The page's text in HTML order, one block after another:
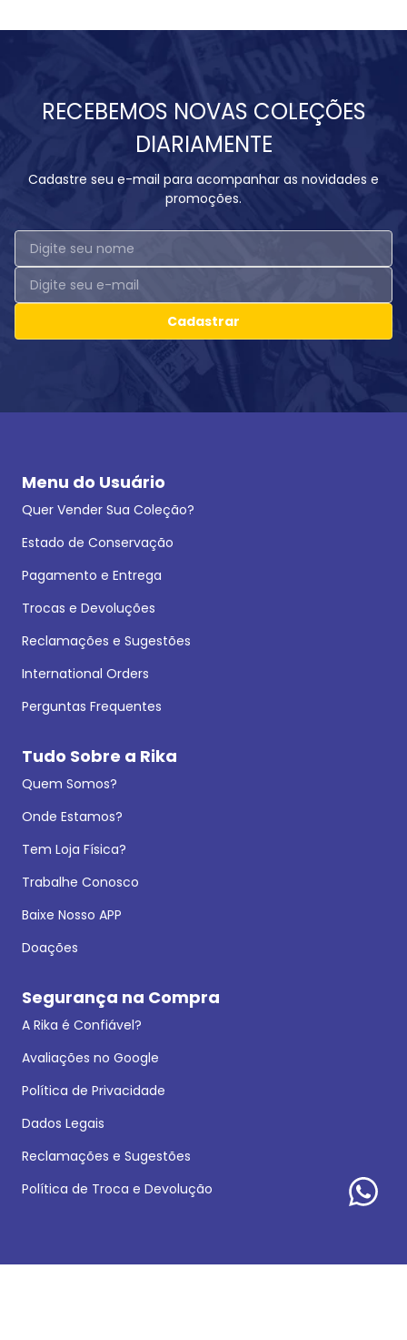
RECEBEMOS NOVAS COLEÇÕES
DIARIAMENTE
Cadastre seu e-mail para acompanhar as novidades e
promoções.
Cadastrar
Menu do Usuário
Quer Vender Sua Coleção?
Estado de Conservação
Pagamento e Entrega
Trocas e Devoluções
Reclamações e Sugestões
International Orders
Perguntas Frequentes
Tudo Sobre a Rika
Quem Somos?
Onde Estamos?
Tem Loja Física?
Trabalhe Conosco
Baixe Nosso APP
Doações
Segurança na Compra
A Rika é Confiável?
Avaliações no Google
Política de Privacidade
Dados Legais
Reclamações e Sugestões
Política de Troca e Devolução
Formas de pagamento